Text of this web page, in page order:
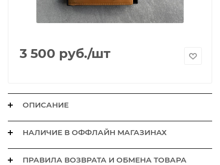
3 500 руб./шт
ОПИСАНИЕ
НАЛИЧИЕ В ОФФЛАЙН МАГАЗИНАХ
ПРАВИЛА ВОЗВРАТА И ОБМЕНА ТОВАРА